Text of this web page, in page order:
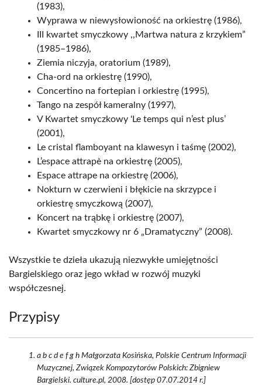
(1983),
Wyprawa w niewysłowioność na orkiestrę (1986),
III kwartet smyczkowy ,,Martwa natura z krzykiem”
(1985–1986),
Ziemia niczyja, oratorium (1989),
Cha-ord na orkiestrę (1990),
Concertino na fortepian i orkiestrę (1995),
Tango na zespół kameralny (1997),
V Kwartet smyczkowy 'Le temps qui n’est plus’
(2001),
Le cristal flamboyant na klawesyn i taśmę (2002),
L’espace attrapè na orkiestrę (2005),
Espace attrape na orkiestrę (2006),
Nokturn w czerwieni i błękicie na skrzypce i
orkiestrę smyczkową (2007),
Koncert na trąbkę i orkiestrę (2007),
Kwartet smyczkowy nr 6 „Dramatyczny” (2008).
Wszystkie te dzieła ukazują niezwykłe umiejętności
Bargielskiego oraz jego wkład w rozwój muzyki
współczesnej.
Przypisy
a b c d e f g h Małgorzata Kosińska, Polskie Centrum Informacji
Muzycznej, Związek Kompozytorów Polskich: Zbigniew
Bargielski. culture.pl, 2008. [dostęp 07.07.2014 r.]